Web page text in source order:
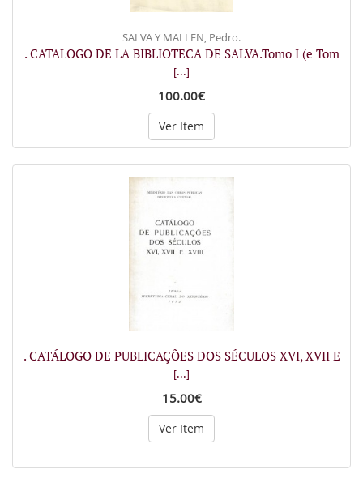
SALVA Y MALLEN, Pedro.
. CATALOGO DE LA BIBLIOTECA DE SALVA.Tomo I (e Tom
[...]
100.00€
Ver Item
. CATÁLOGO DE PUBLICAÇÕES DOS SÉCULOS XVI, XVII E
[...]
15.00€
Ver Item